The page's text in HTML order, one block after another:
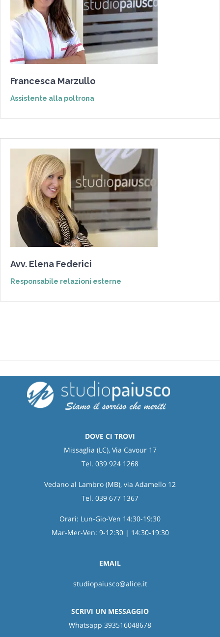
Francesca Marzullo
Assistente alla poltrona
Avv. Elena Federici
Responsabile relazioni esterne
DOVE CI TROVI
Missaglia (LC), Via Cavour 17
Tel. 039 924 1268
Vedano al Lambro (MB), via Adamello 12
Tel. 039 677 1367
Orari: Lun-Gio-Ven 14:30-19:30
Mar-Mer-Ven: 9-12:30 | 14:30-19:30
EMAIL
studiopaiusco@alice.it
SCRIVI UN MESSAGGIO
Whatsapp 393516048678